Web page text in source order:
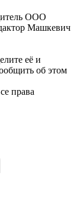
ООО
Машкевич
её и
об этом
права